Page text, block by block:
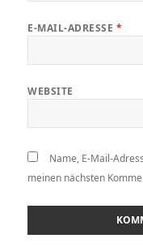
E-MAIL-ADRESSE *
WEBSITE
Name, E-Mail-
meinen nächsten